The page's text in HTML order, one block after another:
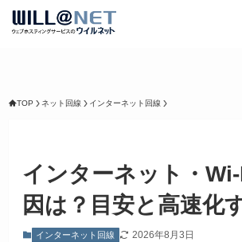
TOP ネット回線 インターネット回線
インターネット・
因は？目安と高速化
インターネット回線 2026年8月3日